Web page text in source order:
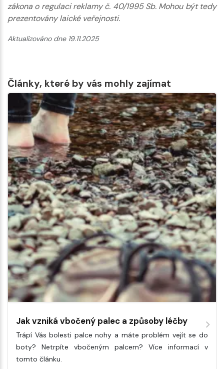
zákona o regulaci reklamy č. 40/1995 Sb. Mohou být tedy
prezentovány laické veřejnosti.
Aktualizováno dne 19.11.2025
Články, které by vás mohly zajímat
Jak vzniká vbočený palec a způsoby léčby
Trápí Vás bolesti palce nohy a máte problém vejít se do
boty? Netrpíte vbočeným palcem? Více informací v
tomto článku.